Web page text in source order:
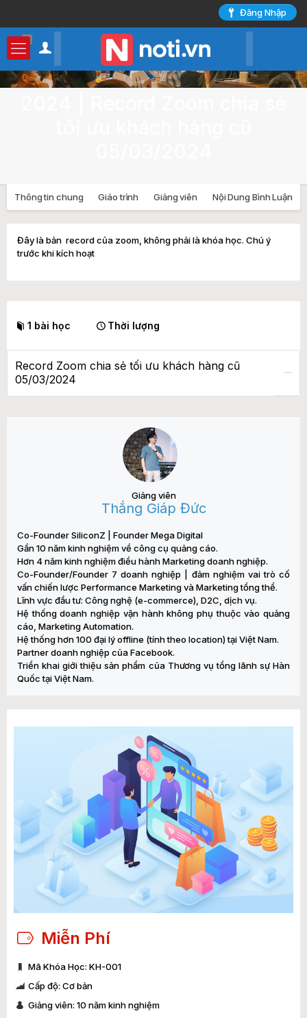
Đăng Nhập
0
Thông tin chung Giáo trình Giảng viên Nội Dung Bình Luận
Đây là bản record của zoom, không phải là khóa học. Chú ý
trước khi kích hoạt
1 bài học Thời lượng
Record Zoom chia sẻ tối ưu khách hàng cũ
05/03/2024
Giảng viên
Thắng Giáp Đức
Co-Founder SiliconZ | Founder Mega Digital
Gần 10 năm kinh nghiệm về công cụ quảng cáo.
Hơn 4 năm kinh nghiệm điều hành Marketing doanh nghiệp.
Co-Founder/Founder 7 doanh nghiệp | đảm nghiệm vai trò cố
vấn chiến lược Performance Marketing và Marketing tổng thể.
Lĩnh vực đầu tư: Công nghệ (e-commerce), D2C, dịch vụ.
Hệ thống doanh nghiệp vận hành không phụ thuộc vào quảng
cáo, Marketing Automation.
Hệ thống hơn 100 đại lý offline (tính theo location) tại Việt Nam.
Partner doanh nghiệp của Facebook.
Triển khai giới thiệu sản phẩm của Thương vụ tổng lãnh sự Hàn
Quốc tại Việt Nam.
Miễn Phí
Mã Khóa Học: KH-001
Cấp độ: Cơ bản
Giảng viên: 10 năm kinh nghiệm